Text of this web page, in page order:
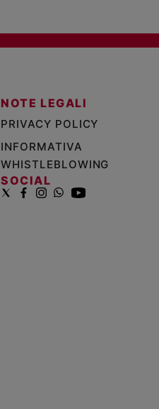
NOTE LEGALI
PRIVACY POLICY
INFORMATIVA
WHISTLEBLOWING
SOCIAL